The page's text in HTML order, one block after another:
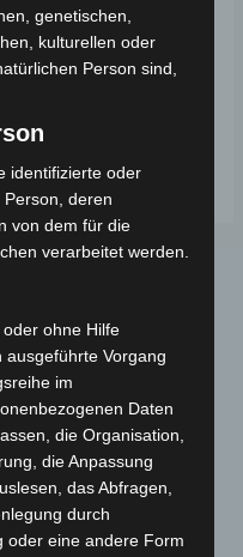
genetischen,
kulturellen oder
Person sind,
identifizierte oder
deren
von dem für die
verarbeitet werden.
ohne Hilfe
Vorgang
im
Daten
die Organisation,
die Anpassung
das Abfragen,
durch
oder eine andere Form